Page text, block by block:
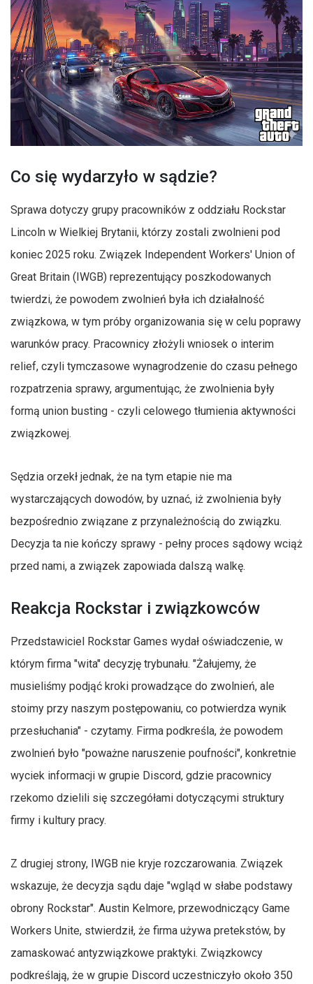
Co się wydarzyło w sądzie?
Sprawa dotyczy grupy pracowników z oddziału Rockstar
Lincoln w Wielkiej Brytanii, którzy zostali zwolnieni pod
koniec 2025 roku. Związek Independent Workers' Union of
Great Britain (IWGB) reprezentujący poszkodowanych
twierdzi, że powodem zwolnień była ich działalność
związkowa, w tym próby organizowania się w celu poprawy
warunków pracy. Pracownicy złożyli wniosek o interim
relief, czyli tymczasowe wynagrodzenie do czasu pełnego
rozpatrzenia sprawy, argumentując, że zwolnienia były
formą union busting - czyli celowego tłumienia aktywności
związkowej.
Sędzia orzekł jednak, że na tym etapie nie ma
wystarczających dowodów, by uznać, iż zwolnienia były
bezpośrednio związane z przynależnością do związku.
Decyzja ta nie kończy sprawy - pełny proces sądowy wciąż
przed nami, a związek zapowiada dalszą walkę.
Reakcja Rockstar i związkowców
Przedstawiciel Rockstar Games wydał oświadczenie, w
którym firma "wita" decyzję trybunału. "Żałujemy, że
musieliśmy podjąć kroki prowadzące do zwolnień, ale
stoimy przy naszym postępowaniu, co potwierdza wynik
przesłuchania" - czytamy. Firma podkreśla, że powodem
zwolnień było "poważne naruszenie poufności", konkretnie
wyciek informacji w grupie Discord, gdzie pracownicy
rzekomo dzielili się szczegółami dotyczącymi struktury
firmy i kultury pracy.
Z drugiej strony, IWGB nie kryje rozczarowania. Związek
wskazuje, że decyzja sądu daje "wgląd w słabe podstawy
obrony Rockstar". Austin Kelmore, przewodniczący Game
Workers Unite, stwierdził, że firma używa pretekstów, by
zamaskować antyzwiązkowe praktyki. Związkowcy
podkreślają, że w grupie Discord uczestniczyło około 350